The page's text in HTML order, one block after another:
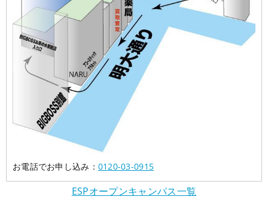
お電話でお申し込み： 0120-03-0915
ESPオープンキャンパス一覧